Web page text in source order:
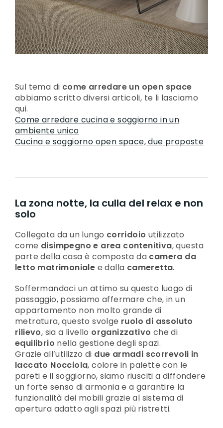
Sul tema di come arredare un open space
abbiamo scritto diversi articoli, te li lasciamo
qui.
Come arredare cucina e soggiorno in un
ambiente unico
Cucina e soggiorno open space, due proposte
La zona notte, la culla del relax e non
solo
Collegata da un lungo corridoio utilizzato
come disimpegno e area contenitiva, questa
parte della casa è composta da camera da
letto matrimoniale e dalla cameretta.
Soffermandoci un attimo su questo luogo di
passaggio, possiamo affermare che, in un
appartamento non molto grande di
metratura, questo svolge ruolo di assoluto
rilievo, sia a livello organizzativo che di
equilibrio nella gestione degli spazi.
Grazie all’utilizzo di due armadi scorrevoli in
laccato Nocciola, colore in palette con le
pareti e il soggiorno, siamo riusciti a diffondere
un forte senso di armonia e a garantire la
funzionalità dei mobili grazie al sistema di
apertura adatto agli spazi più ristretti.